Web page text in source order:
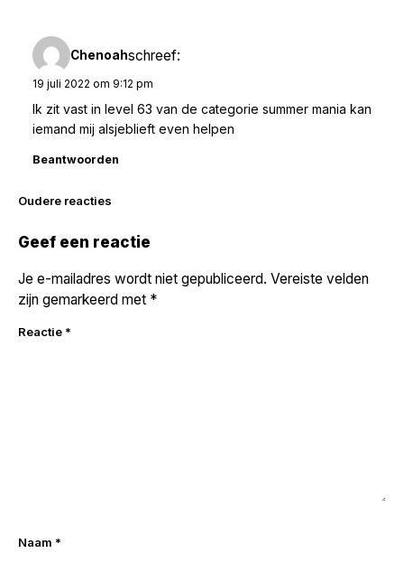
Chenoahschreef:
19 juli 2022 om 9:12 pm
Ik zit vast in level 63 van de categorie summer mania kan
iemand mij alsjeblieft even helpen
Beantwoorden
Reacties
navigatie
Oudere reacties
Geef een reactie
Je e-mailadres wordt niet gepubliceerd. Vereiste velden
zijn gemarkeerd met *
Reactie *
Naam *